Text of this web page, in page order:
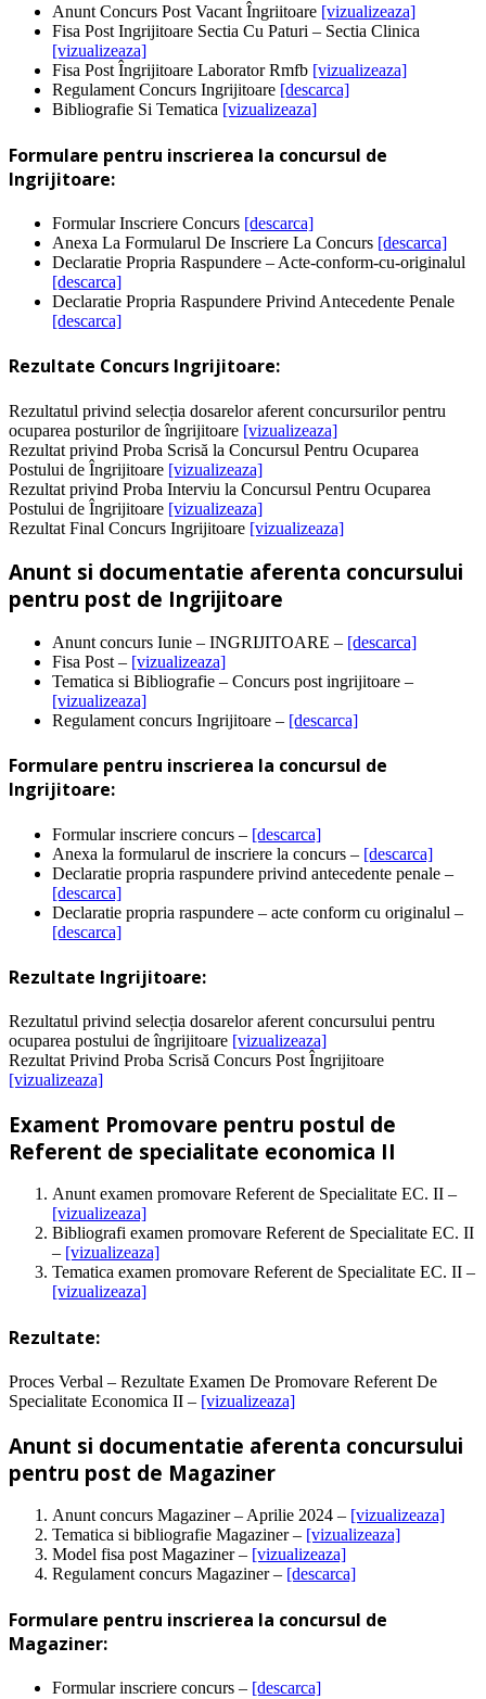
Anunt Concurs Post Vacant Îngriitoare [vizualizeaza]
Fisa Post Ingrijitoare Sectia Cu Paturi – Sectia Clinica
[vizualizeaza]
Fisa Post Îngrijitoare Laborator Rmfb [vizualizeaza]
Regulament Concurs Ingrijitoare [descarca]
Bibliografie Si Tematica [vizualizeaza]
Formulare pentru inscrierea la concursul de
Ingrijitoare:
Formular Inscriere Concurs [descarca]
Anexa La Formularul De Inscriere La Concurs [descarca]
Declaratie Propria Raspundere – Acte-conform-cu-originalul
[descarca]
Declaratie Propria Raspundere Privind Antecedente Penale
[descarca]
Rezultate Concurs Ingrijitoare:
Rezultatul privind selecția dosarelor aferent concursurilor pentru
ocuparea posturilor de îngrijitoare [vizualizeaza]
Rezultat privind Proba Scrisă la Concursul Pentru Ocuparea
Postului de Îngrijitoare [vizualizeaza]
Rezultat privind Proba Interviu la Concursul Pentru Ocuparea
Postului de Îngrijitoare [vizualizeaza]
Rezultat Final Concurs Ingrijitoare [vizualizeaza]
Anunt si documentatie aferenta concursului
pentru post de Ingrijitoare
Anunt concurs Iunie – INGRIJITOARE – [descarca]
Fisa Post – [vizualizeaza]
Tematica si Bibliografie – Concurs post ingrijitoare –
[vizualizeaza]
Regulament concurs Ingrijitoare – [descarca]
Formulare pentru inscrierea la concursul de
Ingrijitoare:
Formular inscriere concurs – [descarca]
Anexa la formularul de inscriere la concurs – [descarca]
Declaratie propria raspundere privind antecedente penale –
[descarca]
Declaratie propria raspundere – acte conform cu originalul –
[descarca]
Rezultate Ingrijitoare:
Rezultatul privind selecția dosarelor aferent concursului pentru
ocuparea postului de îngrijitoare [vizualizeaza]
Rezultat Privind Proba Scrisă Concurs Post Îngrijitoare
[vizualizeaza]
Exament Promovare pentru postul de
Referent de specialitate economica II
Anunt examen promovare Referent de Specialitate EC. II –
[vizualizeaza]
Bibliografi examen promovare Referent de Specialitate EC. II
– [vizualizeaza]
Tematica examen promovare Referent de Specialitate EC. II –
[vizualizeaza]
Rezultate:
Proces Verbal – Rezultate Examen De Promovare Referent De
Specialitate Economica II – [vizualizeaza]
Anunt si documentatie aferenta concursului
pentru post de Magaziner
Anunt concurs Magaziner – Aprilie 2024 – [vizualizeaza]
Tematica si bibliografie Magaziner – [vizualizeaza]
Model fisa post Magaziner – [vizualizeaza]
Regulament concurs Magaziner – [descarca]
Formulare pentru inscrierea la concursul de
Magaziner:
Formular inscriere concurs – [descarca]